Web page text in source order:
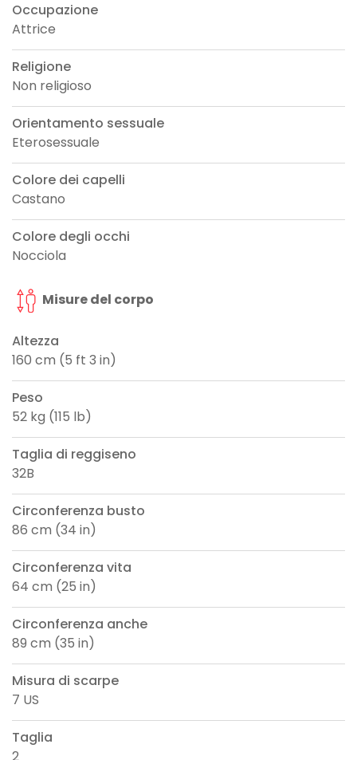
Occupazione
Attrice
Religione
Non religioso
Orientamento sessuale
Eterosessuale
Colore dei capelli
Castano
Colore degli occhi
Nocciola
Misure del corpo
Altezza
160 cm (5 ft 3 in)
Peso
52 kg (115 lb)
Taglia di reggiseno
32B
Circonferenza busto
86 cm (34 in)
Circonferenza vita
64 cm (25 in)
Circonferenza anche
89 cm (35 in)
Misura di scarpe
7 US
Taglia